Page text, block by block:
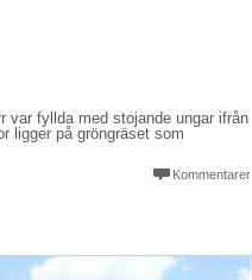
var fyllda med stojande ungar ifrån
ligger på gröngräset som
Kommentarer